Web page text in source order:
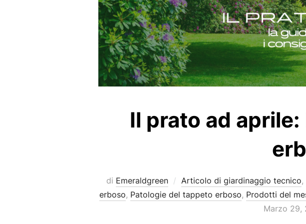
Il prato ad
di Emeraldgreen Articolo di giardinaggio tecnico,
erboso, Patologie del tappeto erboso, Prodotti del
Pubblicato
Marzo 29,